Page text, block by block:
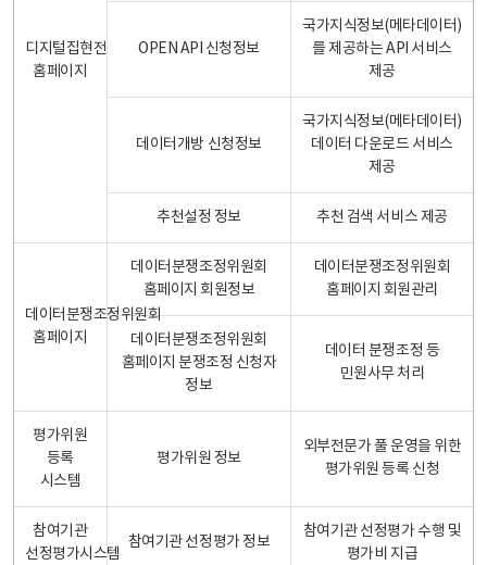
디지털집현전
홈페이지
OPEN API 신청정보
국가지식정보(메타데이터)
를 제공하는 API 서비스
제공
데이터개방 신청정보
국가지식정보(메타데이터)
데이터 다운로드 서비스
제공
추천설정 정보 추천 검색 서비스 제공
데이터분쟁조정위원회
홈페이지
데이터분쟁조정위원회
홈페이지 회원정보
데이터분쟁조정위원회
홈페이지 회원관리
데이터분쟁조정위원회
홈페이지 분쟁조정 신청자
정보
데이터 분쟁조정 등
민원사무 처리
평가위원
등록
시스템
평가위원 정보
외부전문가 풀 운영을 위한
평가위원 등록 신청
참여기관
선정평가시스템
참여기관 선정평가 정보
참여기관 선정평가 수행 및
평가비 지급